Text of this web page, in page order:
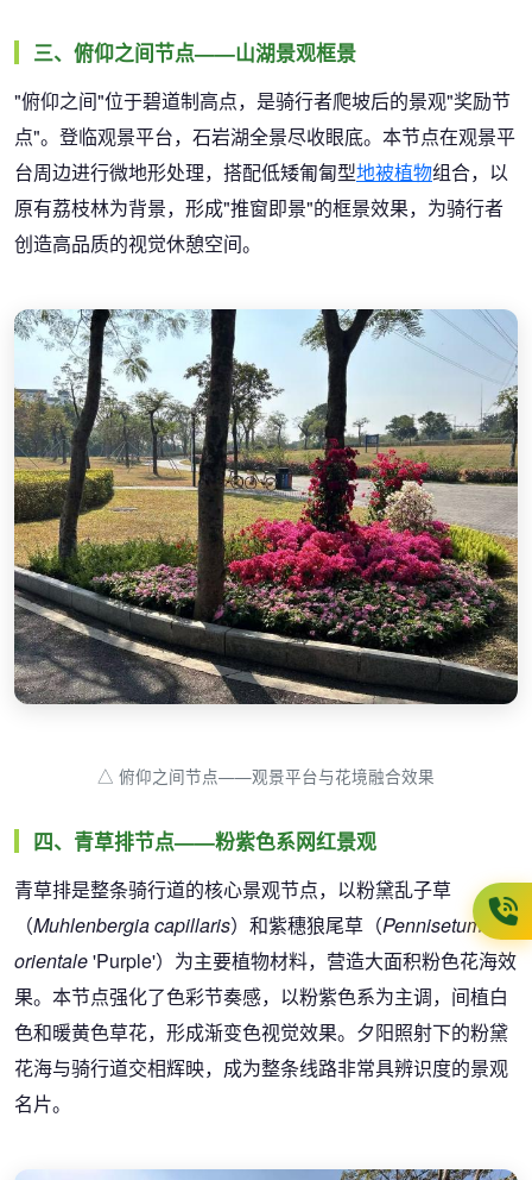
三、俯仰之间节点——山湖景观框景
"俯仰之间"位于碧道制高点，是骑行者爬坡后的景观"奖励节
点"。登临观景平台，石岩湖全景尽收眼底。本节点在观景平
台周边进行微地形处理，搭配低矮匍匐型地被植物组合，以
原有荔枝林为背景，形成"推窗即景"的框景效果，为骑行者
创造高品质的视觉休憩空间。
△ 俯仰之间节点——观景平台与花境融合效果
四、青草排节点——粉紫色系网红景观
青草排是整条骑行道的核心景观节点，以粉黛乱子草
（Muhlenbergia capillaris）和紫穗狼尾草（Pennisetum
orientale'Purple'）为主要植物材料，营造大面积粉色花海效
果。本节点强化了色彩节奏感，以粉紫色系为主调，间植白
色和暖黄色草花，形成渐变色视觉效果。夕阳照射下的粉黛
花海与骑行道交相辉映，成为整条线路非常具辨识度的景观
名片。